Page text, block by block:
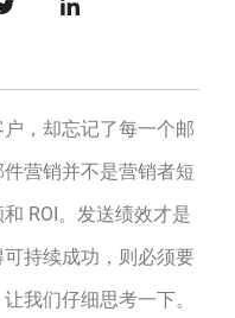
，却忘记了每一个邮
营销并不是营销者短
ROI。发送绩效才是
持续成功，则必须要
我们仔细思考一下。